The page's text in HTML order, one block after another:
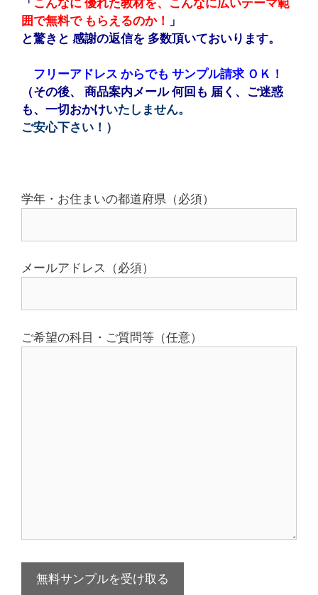
「 こんなに 優れた教材を、こんなに広いテーマ範
囲で無料で もらえるのか！
」
と驚きと 感謝の返信を 多数頂いておいります。
フリーアドレス からでも サンプル請求 ＯＫ！
（その後、 商品案内メール 何回も 届く、ご迷惑
も、一切おかけいたしません。
ご安心下さい！）
学年・お住まいの都道府県（必須）
メールアドレス（必須）
ご希望の科目・ご質問等（任意）